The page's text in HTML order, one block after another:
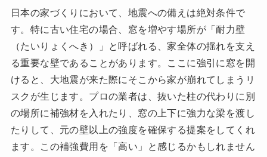
日本の家づくりにおいて、地震への備えは絶対条件で
す。特に古い住宅の場合、窓を増やす場所が「耐力壁
（たいりょくへき）」と呼ばれる、家全体の揺れを支え
る重要な壁であることがあります。ここに強引に窓を開
けると、大地震が来た際にそこから家が崩れてしまうリ
スクが生じます。プロの業者は、抜いた柱の代わりに別
の場所に補強材を入れたり、窓の上下に強力な梁を渡し
たりして、元の壁以上の強度を確保する提案をしてくれ
ます。この補強費用を「高い」と感じるかもしれません